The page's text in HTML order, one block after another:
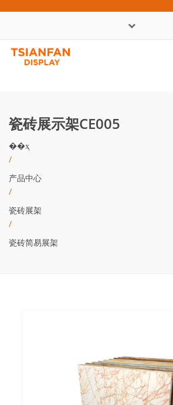
瓷砖展示架CE005
��ҳ
/
产品中心
/
瓷砖展架
/
瓷砖简易展架